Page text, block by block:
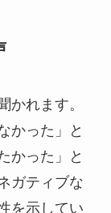
かれます。
かった」と
かった」と
ガティブな
を示してい